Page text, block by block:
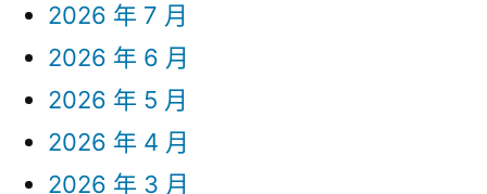
2026 年 7 月
2026 年 6 月
2026 年 5 月
2026 年 4 月
2026 年 3 月